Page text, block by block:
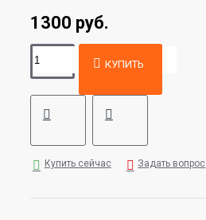
1300 руб.
КУПИТЬ
Купить сейчас Задать вопрос